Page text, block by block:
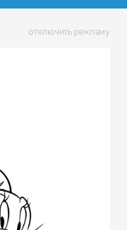
отключить рекламу